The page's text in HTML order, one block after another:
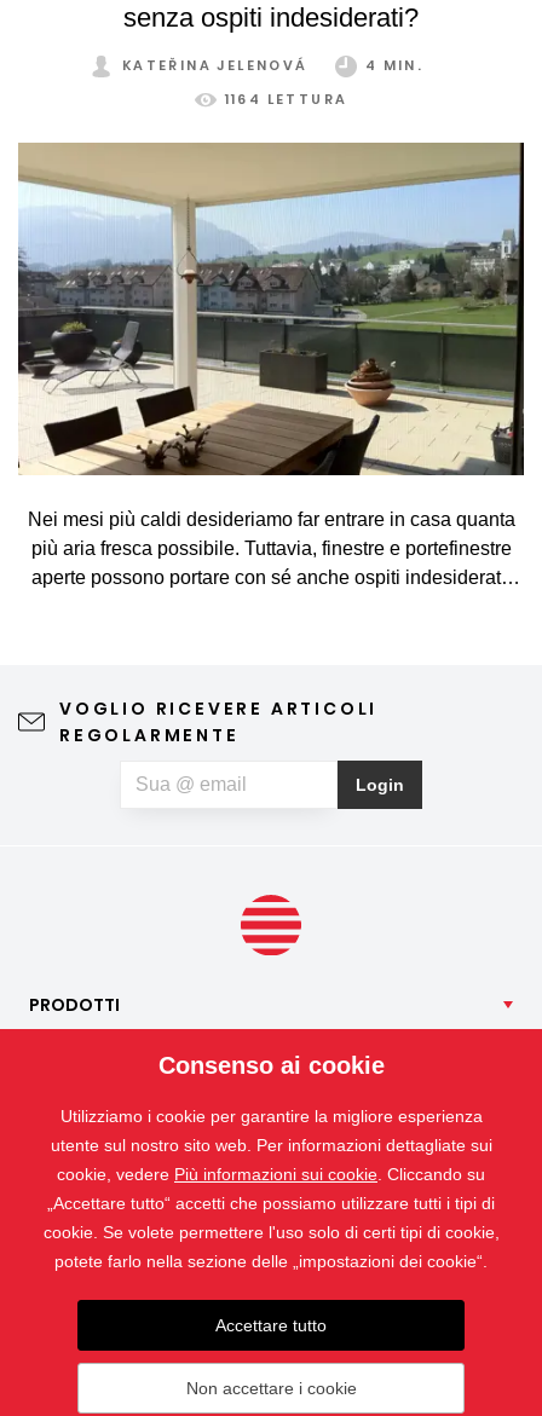
comodità, in ogni stagione e senza limitazioni.
senza ospiti indesiderati?
KATEŘINA JELENOVÁ
4 MIN.
1164 LETTURA
Nei mesi più caldi desideriamo far entrare in casa quanta
più aria fresca possibile. Tuttavia, finestre e portefinestre
aperte possono portare con sé anche ospiti indesiderati,
dell'abitazione, richiede una manutenzione minima e può
contribuire anche a un riposo notturno più sereno. Se, oltre
limitare la quantità di particelle di polline che penetrano
all’interno.
VOGLIO RICEVERE ARTICOLI
REGOLARMENTE
Login
PRODOTTI
ISOTRA
CONTATTO
Consenso ai cookie
Utilizziamo i cookie per garantire la migliore esperienza
utente sul nostro sito web. Per informazioni dettagliate sui
cookie, vedere Più informazioni sui cookie . Cliccando su
„Accettare tutto“ accetti che possiamo utilizzare tutti i tipi di
cookie. Se volete permettere l'uso solo di certi tipi di cookie,
potete farlo nella sezione delle „impostazioni dei cookie“.
Accettare tutto
Non accettare i cookie